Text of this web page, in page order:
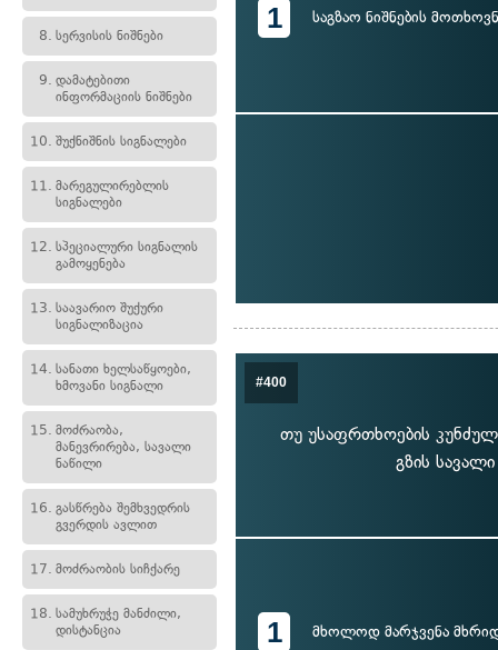
8. სერვისის ნიშნები
9. დამატებითი
ინფორმაციის ნიშნები
10. შუქნიშნის სიგნალები
11. მარეგულირებლის
სიგნალები
12. სპეციალური სიგნალის
გამოყენება
13. საავარიო შუქური
სიგნალიზაცია
14. სანათი ხელსაწყოები,
ხმოვანი სიგნალი
15. მოძრაობა,
მანევრირება, სავალი
ნაწილი
16. გასწრება შემხვედრის
გვერდის ავლით
17. მოძრაობის სიჩქარე
18. სამუხრუჭე მანძილი,
დისტანცია
1 საგზაო ნიშნების
#400
თუ უსაფრთხოების
გზის
1 მხოლოდ მარჯვენა